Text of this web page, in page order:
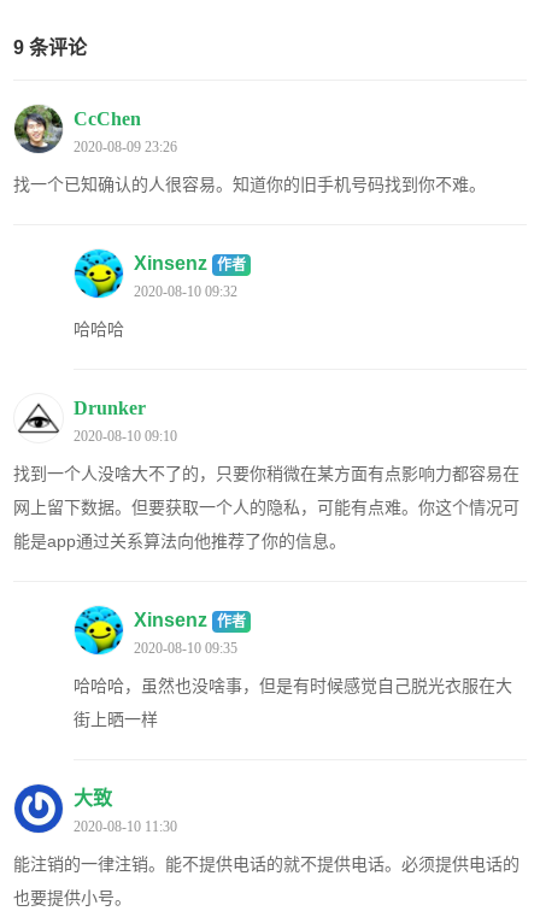
9 条评论
CcChen
2020-08-09 23:26
找一个已知确认的人很容易。知道你的旧手机号码找到你不难。
Xinsenz 作者
2020-08-10 09:32
哈哈哈
Drunker
2020-08-10 09:10
找到一个人没啥大不了的，只要你稍微在某方面有点影响力都容易在
网上留下数据。但要获取一个人的隐私，可能有点难。你这个情况可
能是app通过关系算法向他推荐了你的信息。
Xinsenz 作者
2020-08-10 09:35
哈哈哈，虽然也没啥事，但是有时候感觉自己脱光衣服在大
街上晒一样
大致
2020-08-10 11:30
能注销的一律注销。能不提供电话的就不提供电话。必须提供电话的
也要提供小号。